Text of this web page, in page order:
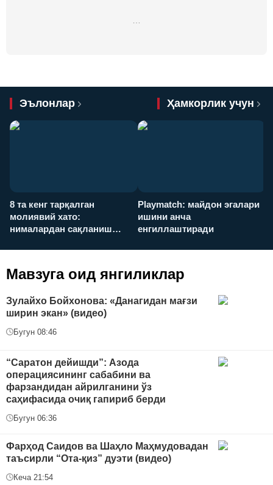
Эълонлар Ҳамкорлик учун
8 та кенг тарқалган
молиявий хато:
нималардан сақланиш
Playmatch: майдон эгалари
ишини анча
енгиллаштиради
Мавзуга оид янгиликлар
Зулайхо Бойхонова: «Данагидан мағзи
ширин экан» (видео)
Бугун 08:46
“Саратон дейишди”: Азода
операциясининг сабабини ва
фарзандидан айрилганини ўз
саҳифасида очиқ гапириб берди
Бугун 06:36
Фарҳод Саидов ва Шаҳло Маҳмудовадан
таъсирли “Ота-қиз” дуэти (видео)
Кеча 21:54